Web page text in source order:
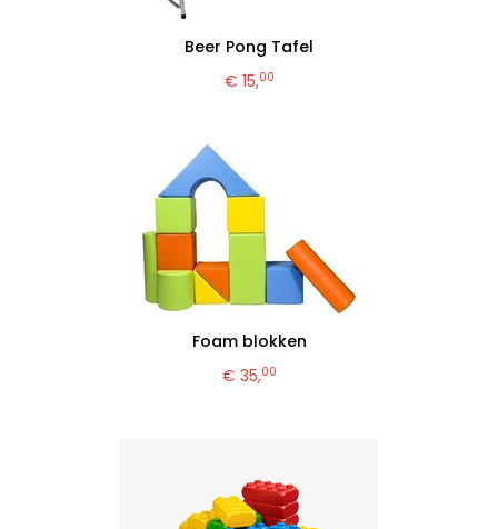
Beer Pong Tafel
€ 15,00
Foam blokken
€ 35,00